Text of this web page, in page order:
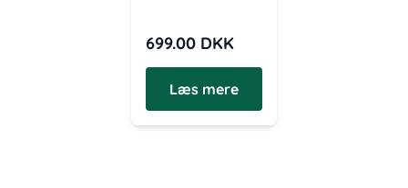
699.00 DKK
Læs mere